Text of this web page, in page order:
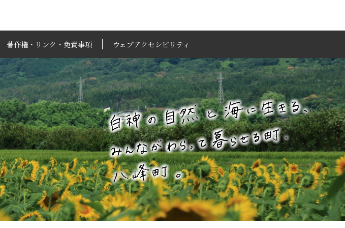
著作権・リンク・免責事項 ウェブアクセシビリティ